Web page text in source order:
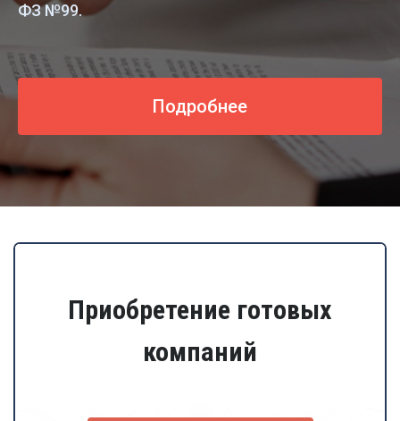
ФЗ №99.
Подробнее
Приобретение готовых
компаний